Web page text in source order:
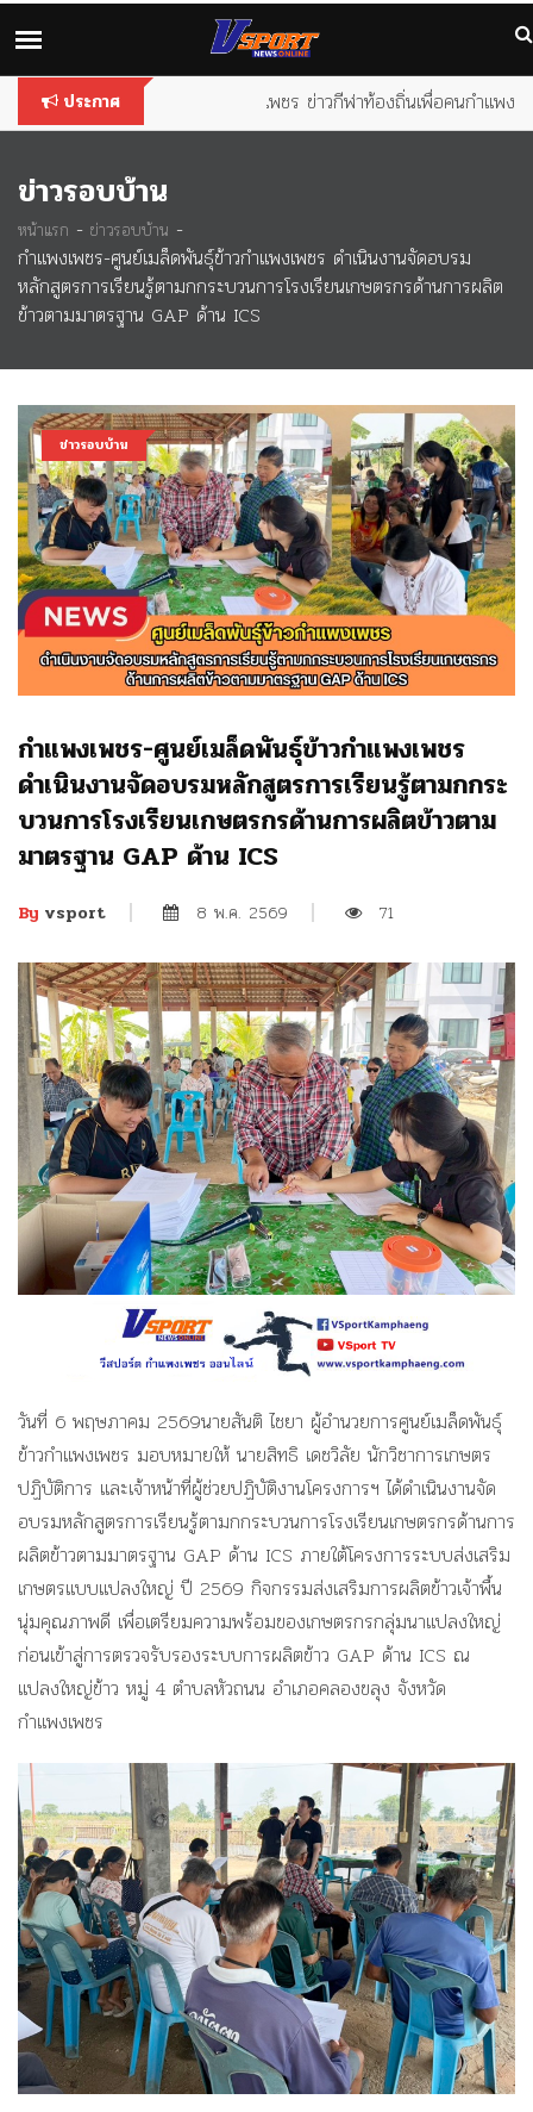
outdatedbrowser. Please
browser
to improve your experience.
ประกาศ วีสปอร์ต กำแพงเพชร ข่าวกีฬาท้องถิ่นเพื่อคนกำแพง
ข่าวรอบบ้าน
หน้าแรก - ข่าวรอบบ้าน -
กำแพงเพชร-ศูนย์เมล็ดพันธุ์ข้าวกำแพงเพชร ดำเนินงานจัดอบรม
หลักสูตรการเรียนรู้ตามกกระบวนการโรงเรียนเกษตรกรด้านการผลิต
ข้าวตามมาตรฐาน GAP ด้าน ICS
ข่าวรอบบ้าน
กำแพงเพชร-ศูนย์เมล็ดพันธุ์ข้าวกำแพงเพชร
ดำเนินงานจัดอบรมหลักสูตรการเรียนรู้ตามกกระ
บวนการโรงเรียนเกษตรกรด้านการผลิตข้าวตาม
มาตรฐาน GAP ด้าน ICS
By vsport 8 พ.ค. 2569 71
วันที่ 6 พฤษภาคม 2569นายสันติ ไชยา ผู้อำนวยการศูนย์เมล็ดพันธุ์
ข้าวกำแพงเพชร มอบหมายให้ นายสิทธิ เดชวิลัย นักวิชาการเกษตร
ปฏิบัติการ และเจ้าหน้าที่ผู้ช่วยปฏิบัติงานโครงการฯ ได้ดำเนินงานจัด
อบรมหลักสูตรการเรียนรู้ตามกกระบวนการโรงเรียนเกษตรกรด้านการ
ผลิตข้าวตามมาตรฐาน GAP ด้าน ICS ภายใต้โครงการระบบส่งเสริม
เกษตรแบบแปลงใหญ่ ปี 2569 กิจกรรมส่งเสริมการผลิตข้าวเจ้าพื้น
นุ่มคุณภาพดี เพื่อเตรียมความพร้อมของเกษตรกรกลุ่มนาแปลงใหญ่
ก่อนเข้าสู่การตรวจรับรองระบบการผลิตข้าว GAP ด้าน ICS ณ
แปลงใหญ่ข้าว หมู่ 4 ตำบลหัวถนน อำเภอคลองขลุง จังหวัด
กำแพงเพชร